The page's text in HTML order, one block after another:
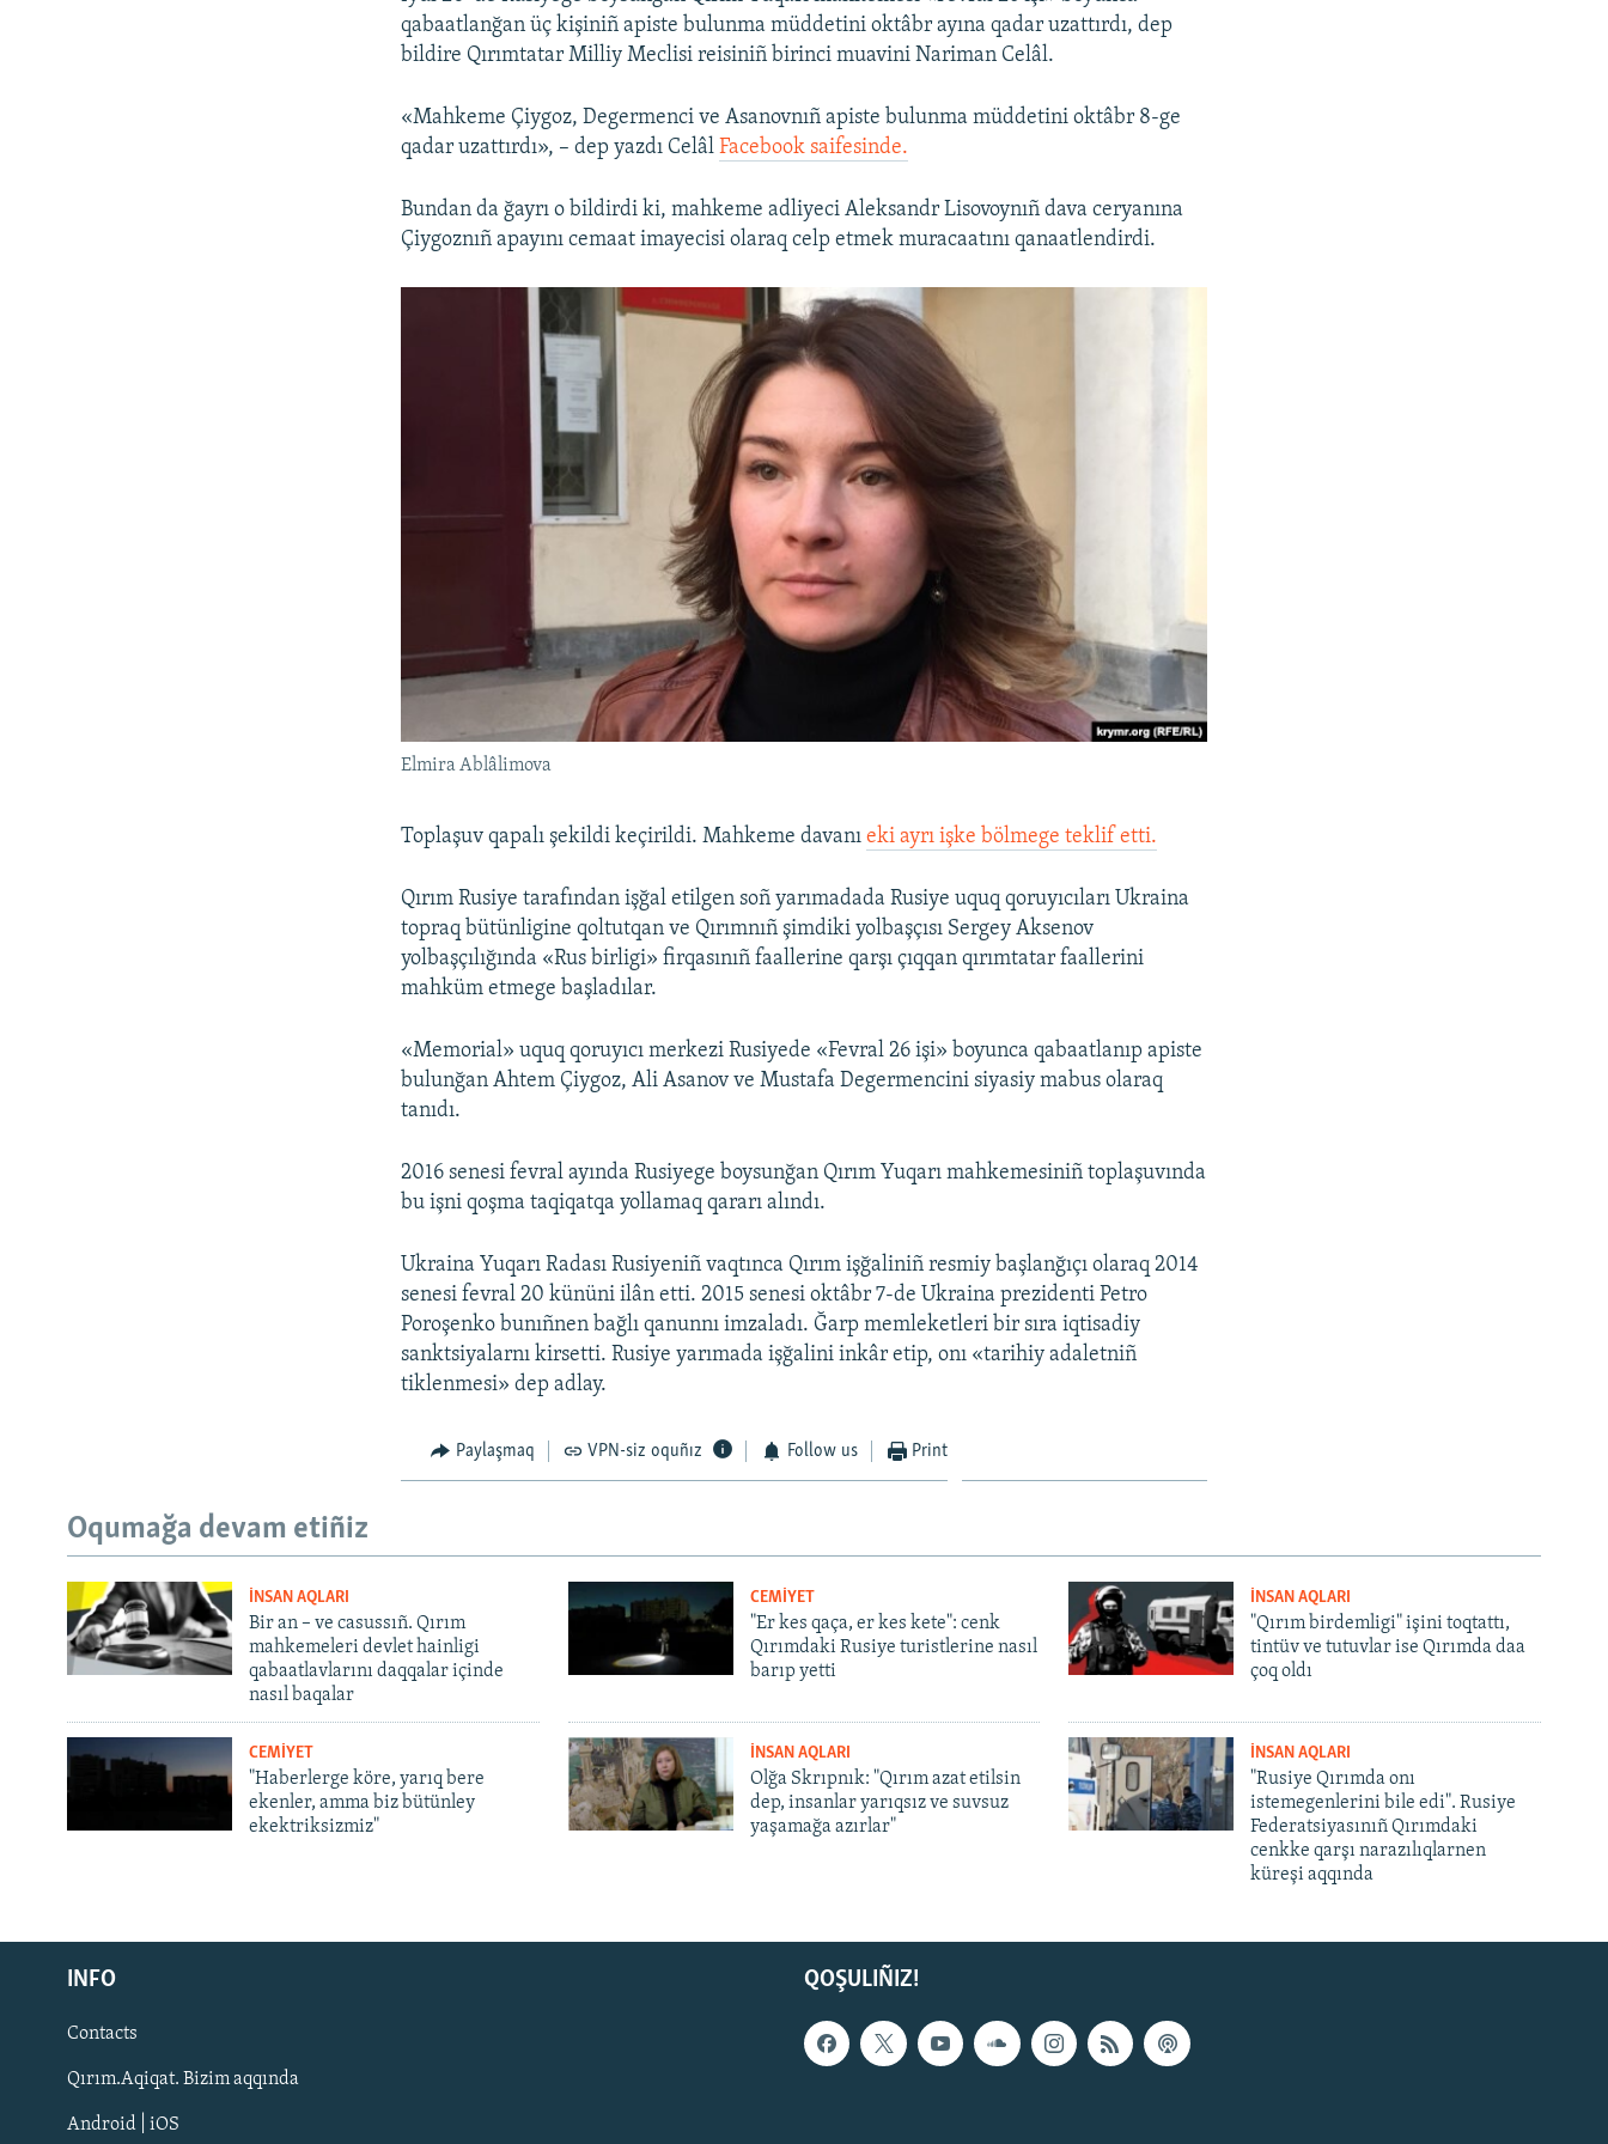
Русский
Українською
QOŞULIÑIZ!
qabaatlanğan üç kişiniñ apiste bulunma müddetini oktâbr ayına qadar uzattırdı, dep
bildire Qırımtatar Milliy Meclisi reisiniñ birinci muavini Nariman Celâl.
«Mahkeme Çiygoz, Degermenci ve Asanovnıñ apiste bulunma müddetini oktâbr 8-ge
qadar uzattırdı», – dep yazdı CelâlFacebook saifesinde.
Bundan da ğayrı o bildirdi ki, mahkeme adliyeci Aleksandr Lisovoynıñ dava ceryanına
Çiygoznıñ apayını cemaat imayecisi olaraq celp etmek muracaatını qanaatlendirdi.
Elmira Ablâlimova
Toplaşuv qapalı şekildi keçirildi. Mahkeme davanıeki ayrı işke bölmege teklif etti.
Qırım Rusiye tarafından işğal etilgen soñ yarımadada Rusiye uquq qoruyıcıları Ukraina
topraq bütünligine qoltutqan ve Qırımnıñ şimdiki yolbaşçısı Sergey Aksenov
yolbaşçılığında «Rus birligi» firqasınıñ faallerine qarşı çıqqan qırımtatar faallerini
mahküm etmege başladılar.
«Memorial» uquq qoruyıcı merkezi Rusiyede «Fevral 26 işi» boyunca qabaatlanıp apiste
bulunğan Ahtem Çiygoz, Ali Asanov ve Mustafa Degermencini siyasiy mabus olaraq
tanıdı.
2016 senesi fevral ayında Rusiyege boysunğan Qırım Yuqarı mahkemesiniñ toplaşuvında
bu işni qoşma taqiqatqa yollamaq qararı alındı.
Ukraina Yuqarı Radası Rusiyeniñ vaqtınca Qırım işğaliniñ resmiy başlanğıçı olaraq 2014
senesi fevral 20 kününi ilân etti. 2015 senesi oktâbr 7-de Ukraina prezidenti Petro
Poroşenko bunıñnen bağlı qanunnı imzaladı. Ğarp memleketleri bir sıra iqtisadiy
sanktsiyalarnı kirsetti. Rusiye yarımada işğalini inkâr etip, onı «tarihiy adaletniñ
tiklenmesi» dep adlay.
Paylaşmaq VPN-siz oquñız Follow us Print
Oqumağa devam etiñiz
İNSAN AQLARI
Bir an – ve casussıñ. Qırım
mahkemeleri devlet hainligi
qabaatlavlarını daqqalar içinde
nasıl baqalar
CEMİYET
"Er kes qaça, er kes kete": cenk
Qırımdaki Rusiye turistlerine nasıl
barıp yetti
İNSAN AQLARI
"Qırım birdemligi" işini toqtattı,
tintüv ve tutuvlar ise Qırımda daa
çoq oldı
CEMİYET
"Haberlerge köre, yarıq bere
ekenler, amma biz bütünley
ekektriksizmiz"
İNSAN AQLARI
Olğa Skrıpnık: "Qırım azat etilsin
dep, insanlar yarıqsız ve suvsuz
yaşamağa azırlar"
İNSAN AQLARI
"Rusiye Qırımda onı
istemegenlerini bile edi". Rusiye
Federatsiyasınıñ Qırımdaki
cenkke qarşı narazılıqlarnen
küreşi aqqında
QOŞULIÑIZ!
INFO
Contacts
Qırım.Aqiqat. Bizim aqqında
Android | iOS